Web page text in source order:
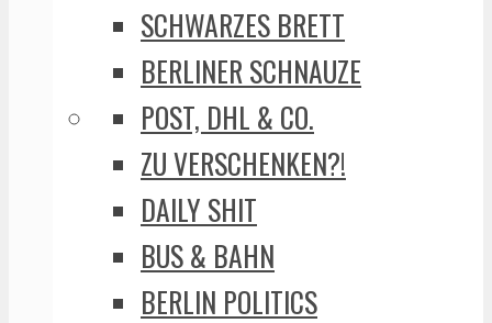
SCHWARZES BRETT
BERLINER SCHNAUZE
POST, DHL & CO.
ZU VERSCHENKEN?!
DAILY SHIT
BUS & BAHN
BERLIN POLITICS